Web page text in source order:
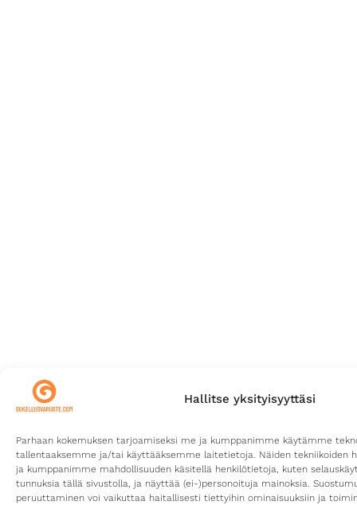
Hallitse yksityisyyttäsi
Parhaan kokemuksen tarjoamiseksi me ja kumppanimme käytämme
tallentaaksemme ja/tai käyttääksemme laitetietoja. Näiden tekniikoiden
ja kumppanimme mahdollisuuden käsitellä henkilötietoja, kuten
tunnuksia tällä sivustolla, ja näyttää (ei-)personoituja mainoksia.
peruuttaminen voi vaikuttaa haitallisesti tiettyihin ominaisuuksiin ja